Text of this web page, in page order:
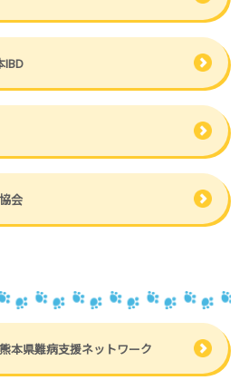
IBD
会
本県難病支援ネットワーク